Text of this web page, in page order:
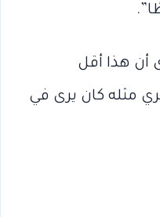
أن هذا أقل
مثله كان يرى في